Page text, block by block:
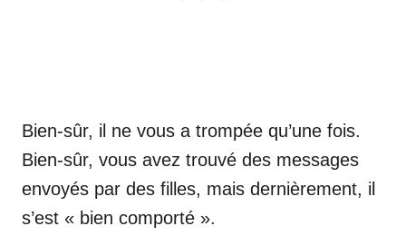
Bien-sûr, il ne vous a trompée qu’une fois.
Bien-sûr, vous avez trouvé des messages
envoyés par des filles, mais dernièrement, il
s’est « bien comporté ».